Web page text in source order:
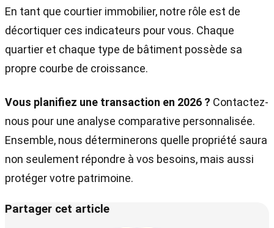
En tant que courtier immobilier, notre rôle est de
décortiquer ces indicateurs pour vous. Chaque
quartier et chaque type de bâtiment possède sa
propre courbe de croissance.
Vous planifiez une transaction en 2026 ? Contactez-
nous pour une analyse comparative personnalisée.
Ensemble, nous déterminerons quelle propriété saura
non seulement répondre à vos besoins, mais aussi
protéger votre patrimoine.
Partager cet article